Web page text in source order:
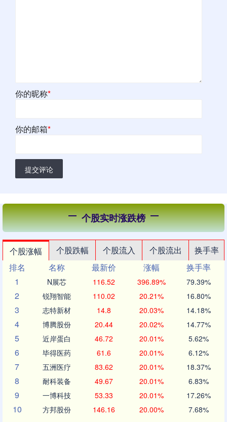
你的昵称*
你的邮箱*
提交评论
个股实时涨跌榜
个股涨幅 个股跌幅 个股流入 个股流出
换手率
排名
名称 最新价 涨幅
换手率
1
N展芯 116.52 396.89% 79.39%
2 锐翔智能 110.02 20.21% 16.80%
3 志特新材 14.8 20.03% 14.18%
4 博腾股份 20.44 20.02% 14.77%
5 近岸蛋白 46.72 20.01% 5.62%
6 毕得医药 61.6 20.01% 6.12%
7 五洲医疗 83.62 20.01% 18.37%
8 耐科装备 49.67 20.01% 6.83%
9 一博科技 53.33 20.01% 17.26%
10 方邦股份 146.16 20.00% 7.68%